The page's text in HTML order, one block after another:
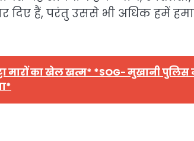
दिए हैं, परंतु उससे भी अधिक हमें
मारों का खेल खत्म* *SOG- मुखानी पुलिस